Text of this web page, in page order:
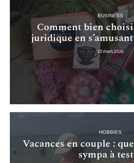
BUSINESS
Comment bien
juridique en
10 mars 2026
HOBBIES
Vacances en couple :
sympa à